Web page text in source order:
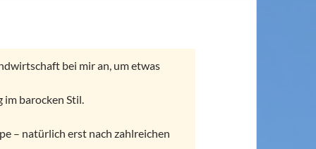
bei mir an, um etwas
im barocken Stil.
– natürlich erst nach zahlreichen